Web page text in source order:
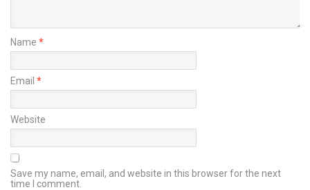
Name *
Email *
Website
Save my name, email, and website in this browser for the next
time I comment.